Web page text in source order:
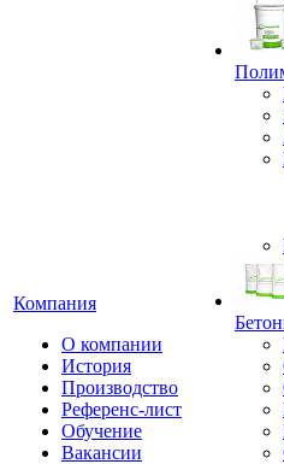
Компания
О компании
История
Производство
Референс-лист
Обучение
Вакансии